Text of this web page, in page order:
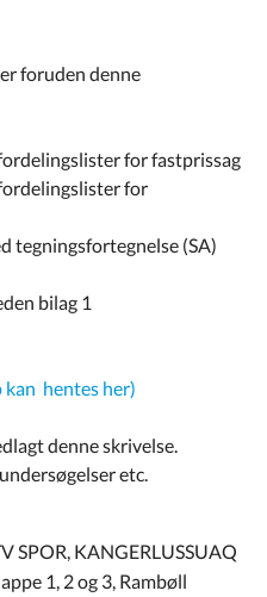
foruden denne
for fastprissag
for
tegningsfortegnelse (SA)
bilag 1
kan hentes her)
denne skrivelse.
etc.
SPOR, KANGERLUSSUAQ
1, 2 og 3, Rambøll